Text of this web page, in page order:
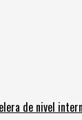
de nivel